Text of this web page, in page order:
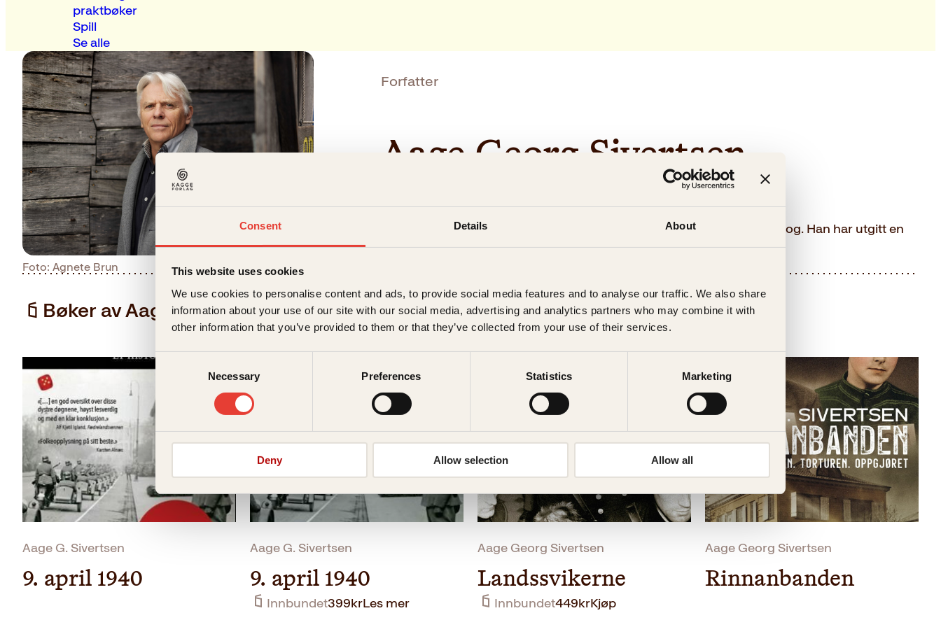
Consent Details About
This website uses cookies
We use cookies to personalise content and ads, to provide social media features and to analyse our traffic. We also share
information about your use of our site with our social media, advertising and analytics partners who may combine it with
other information that you’ve provided to them or that they’ve collected from your use of their services.
Consent
Necessary Preferences Statistics Marketing
Deny Allow selection Allow all
praktbøker
Spill
Se alle
Foto: Agnete Brun Last ned pressebilder
Forfatter
Aage Georg Sivertsen
AAGE GEORG SIVERTSEN
er utdannet historiker, forfatter og kriminolog. Han har utgitt en
rekke bøker og også laget flere dokumentarer for NRK og TV 2.
Bøker av Aage Georg Sivertsen
Aage G. Sivertsen
9. april 1940
Aage G. Sivertsen
9. april 1940
Innbundet399krLes mer
Aage Georg Sivertsen
Landssvikerne
Innbundet449krKjøp
Aage Georg Sivertsen
Rinnanbanden